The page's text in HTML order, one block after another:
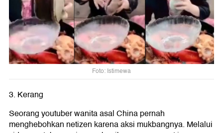
Foto: Istimewa
3. Kerang
Seorang youtuber wanita asal China pernah
menghebohkan netizen karena aksi mukbangnya. Melalui